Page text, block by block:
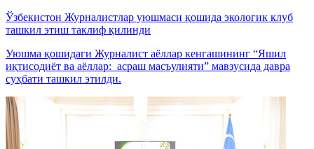
Ўзбекистон Журналистлар уюшмаси қошида экологик клуб
ташкил этиш таклиф қилинди
Уюшма қошидаги Журналист аёллар кенгашининг “Яшил
иқтисодиёт ва аёллар: асраш масъулияти” мавзусида давра
суҳбати ташкил этилди.